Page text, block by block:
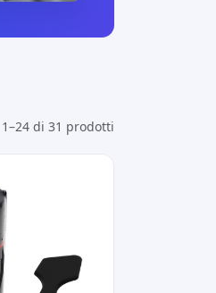
1–24 di 31 prodotti